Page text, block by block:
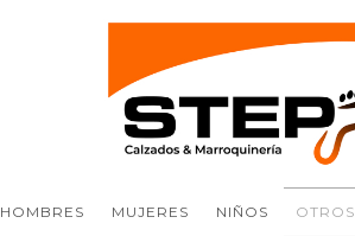
HOMBRES MUJERES NIÑOS OTROS